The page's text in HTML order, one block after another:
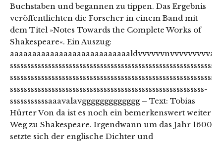
Buchstaben und begannen zu tippen. Das Ergebnis
veröffentlichten die Forscher in einem Band mit
dem Titel »Notes Towards the Complete Works of
Shakespeare«. Ein Auszug:
ssssssssssssssssssssssssssssssssssssssssssssssssssssssss-
sssssssssssaaavalavggggggggggggg – Text: Tobias
Hürter Von da ist es noch ein bemerkenswert weiter
Weg zu Shakespeare. Irgendwann um das Jahr 1600
setzte sich der englische Dichter und